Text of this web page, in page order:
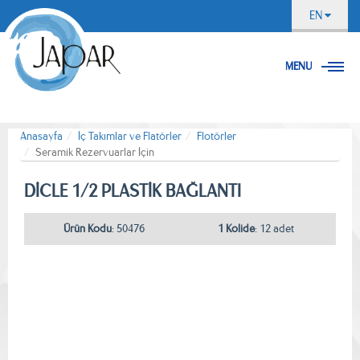
EN
MENU
Anasayfa İç Takımlar ve Flatörler
Flotörler
Seramik Rezervuarlar İçin
DİCLE 1/2 PLASTİK BAĞLANTI
Ürün Kodu: 50476 1 Kolide: 12 adet